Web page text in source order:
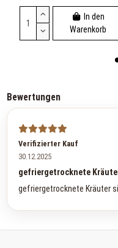
In den
Warenkorb
Bewertungen
Verifizierter Kauf
30.12.2025
gefriergetrocknete
gefriergetrocknete Kräuter